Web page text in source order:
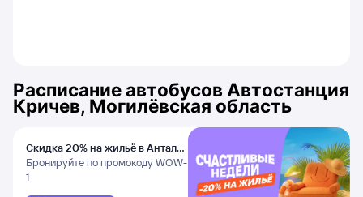
Расписание автобусов Автостанция
Кричев, Могилёвская область
Скидка 20% на жильё в Анталье
и Даламане
Бронируйте по промокоду WOW-
1